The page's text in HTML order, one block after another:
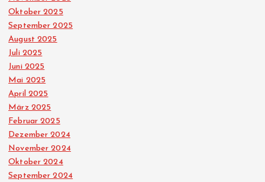
Oktober 2025
September 2025
August 2025
Juli 2025
Juni 2025
Mai 2025
April 2025
März 2025
Februar 2025
Dezember 2024
November 2024
Oktober 2024
September 2024